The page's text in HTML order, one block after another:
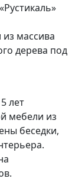
из массива
дерева под
лет
мебели из
беседки,